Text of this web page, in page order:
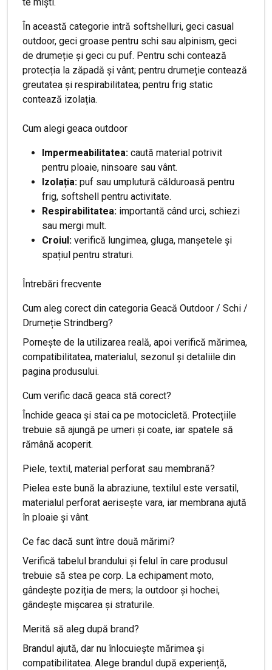
te miști.
În această categorie intră softshelluri, geci casual
outdoor, geci groase pentru schi sau alpinism, geci
de drumeție și geci cu puf. Pentru schi contează
protecția la zăpadă și vânt; pentru drumeție contează
greutatea și respirabilitatea; pentru frig static
contează izolația.
Cum alegi geaca outdoor
Impermeabilitatea: caută material potrivit
pentru ploaie, ninsoare sau vânt.
Izolația: puf sau umplutură călduroasă pentru
frig, softshell pentru activitate.
Respirabilitatea: importantă când urci, schiezi
sau mergi mult.
Croiul: verifică lungimea, gluga, manșetele și
spațiul pentru straturi.
Întrebări frecvente
Cum aleg corect din categoria Geacă Outdoor / Schi /
Drumeție Strindberg?
Pornește de la utilizarea reală, apoi verifică mărimea,
compatibilitatea, materialul, sezonul și detaliile din
pagina produsului.
Cum verific dacă geaca stă corect?
Închide geaca și stai ca pe motocicletă. Protecțiile
trebuie să ajungă pe umeri și coate, iar spatele să
rămână acoperit.
Piele, textil, material perforat sau membrană?
Pielea este bună la abraziune, textilul este versatil,
materialul perforat aerisește vara, iar membrana ajută
în ploaie și vânt.
Ce fac dacă sunt între două mărimi?
Verifică tabelul brandului și felul în care produsul
trebuie să stea pe corp. La echipament moto,
gândește poziția de mers; la outdoor și hochei,
gândește mișcarea și straturile.
Merită să aleg după brand?
Brandul ajută, dar nu înlocuiește mărimea și
compatibilitatea. Alege brandul după experiență,